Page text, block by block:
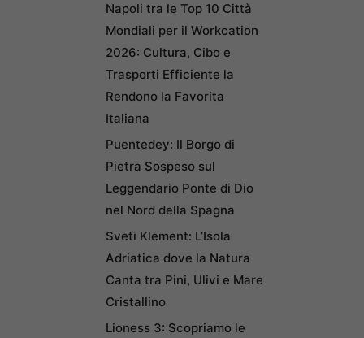
Napoli tra le Top 10 Città
Mondiali per il Workcation
2026: Cultura, Cibo e
Trasporti Efficiente la
Rendono la Favorita
Italiana
Puentedey: Il Borgo di
Pietra Sospeso sul
Leggendario Ponte di Dio
nel Nord della Spagna
Sveti Klement: L’Isola
Adriatica dove la Natura
Canta tra Pini, Ulivi e Mare
Cristallino
Lioness 3: Scopriamo le